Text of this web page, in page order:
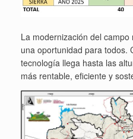
La modernización del
una oportunidad para todos.
tecnología llega hasta las
más rentable, eficiente y